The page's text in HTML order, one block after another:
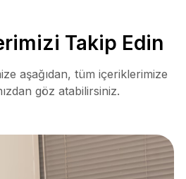
Takip Edin
aşağıdan, tüm içeriklerimize
göz atabilirsiniz.